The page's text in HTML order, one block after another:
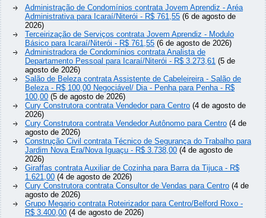
Administração de Condomínios contrata Jovem Aprendiz - Aréa
Administrativa para Icaraí/Niterói - R$ 761,55 (6 de agosto de
2026)
Terceirização de Serviços contrata Jovem Aprendiz - Modulo
Básico para Icaraí/Niterói - R$ 761,55 (6 de agosto de 2026)
Administradora de Condomínios contrata Analista de
Departamento Pessoal para Icaraí/Niterói - R$ 3.273,61 (5 de
agosto de 2026)
Salão de Beleza contrata Assistente de Cabeleireira - Salão de
Beleza - R$ 100,00 Negociável/ Dia - Penha para Penha - R$
100,00 (5 de agosto de 2026)
Cury Construtora contrata Vendedor para Centro (4 de agosto de
2026)
Cury Construtora contrata Vendedor Autônomo para Centro (4 de
agosto de 2026)
Construção Civil contrata Técnico de Segurança do Trabalho para
Jardim Nova Era/Nova Iguaçu - R$ 3.738,00 (4 de agosto de
2026)
Giraffas contrata Auxiliar de Cozinha para Barra da Tijuca - R$
1.621,00 (4 de agosto de 2026)
Cury Construtora contrata Consultor de Vendas para Centro (4 de
agosto de 2026)
Grupo Megario contrata Roteirizador para Centro/Belford Roxo -
R$ 3.400,00 (4 de agosto de 2026)